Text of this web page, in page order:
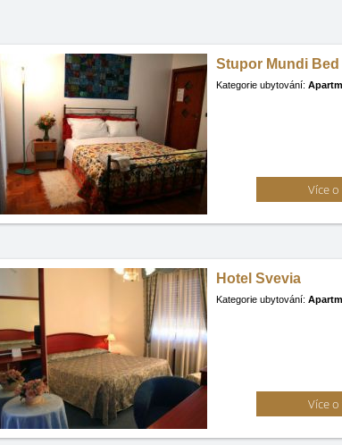
Stupor Mundi
Kategorie ubytování:
Více
Hotel Svevia
Kategorie ubytování:
Více